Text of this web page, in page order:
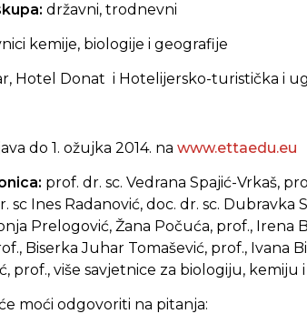
državni, trodnevni
kemije, biologije i geografije
Hotel Donat i Hotelijersko-turistička i
do 1. ožujka 2014. na www.ettaedu.eu
prof. dr. sc. Vedrana Spajić-Vrkaš,
sc Ines Radanović, doc. dr. sc. Dubravka
Prelogović, Žana Počuća, prof., Irena
Biserka Juhar Tomašević, prof., Ivana
prof., više savjetnice za biologiju, kemiju
moći odgovoriti na pitanja: